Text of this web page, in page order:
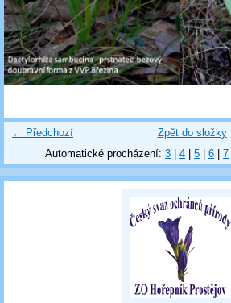
← Předchozí
Zpět do složky
Automatické procházení: 3 4 5 6 7